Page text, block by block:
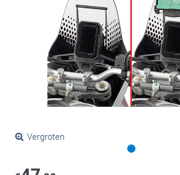
Vergroten